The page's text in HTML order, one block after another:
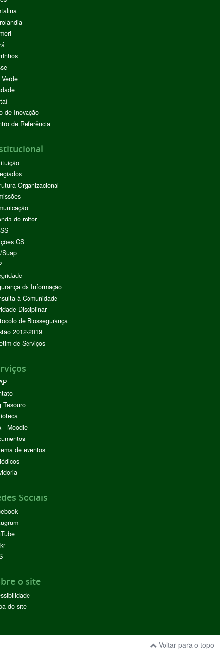
de Inovação
de Referência
Organizacional
do reitor
CS
Suap
da Informação
à Comunidade
Disciplinar
de Biossegurança
2012-2019
de Serviços
Tesouro
- Moodle
de eventos
Sociais
o site
do site
Voltar para o topo